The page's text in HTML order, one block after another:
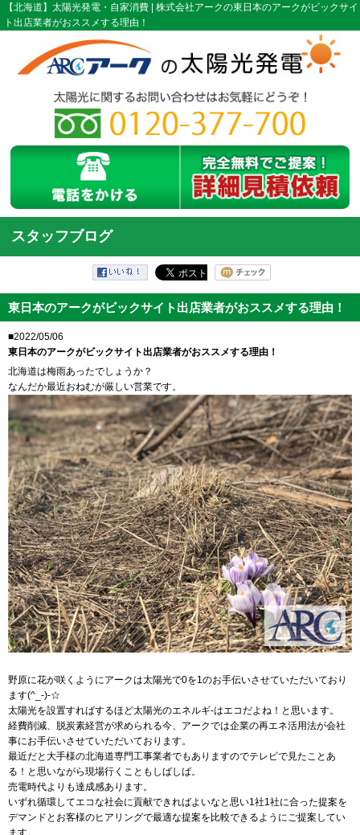
【北海道】太陽光発電・自家消費 | 株式会社アークの東日本のアークがビックサイ
ト出店業者がおススメする理由！
スタッフブログ
東日本のアークがビックサイト出店業者がおススメする理由！
■2022/05/06
東日本のアークがビックサイト出店業者がおススメする理由！
北海道は梅雨あったでしょうか？
なんだか最近おねむが厳しい営業です。
野原に花が咲くようにアークは太陽光で0を1のお手伝いさせていただいており
ます(^_-)-☆
太陽光を設置すればするほど太陽光のエネルギ-はエコだよね！と思います。
経費削減、脱炭素経営が求められる今、アークでは企業の再エネ活用法が会社
事にお手伝いさせていただいております。
最近だと大手様の北海道専門工事業者でもありますのでテレビで見たことあ
る！と思いながら現場行くこともしばしば。
売電時代よりも達成感あります。
いずれ循環してエコな社会に貢献できればよいなと思い1社1社に合った提案を
デマンドとお客様のヒアリングで最適な提案を比較できるようにご提案してい
ます。